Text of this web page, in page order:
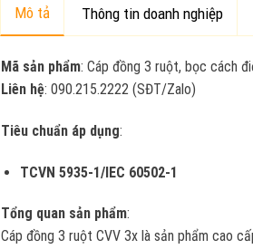
Mô tả Thông tin doanh nghiệp
Mã sản phẩm: Cáp đồng 3 ruột, bọc cách
Liên hệ: 090.215.2222 (SĐT/Zalo)
Tiêu chuẩn áp dụng:
TCVN 5935-1/IEC 60502-1
Tổng quan sản phẩm:
Cáp đồng 3 ruột CVV 3x là sản phẩm cao